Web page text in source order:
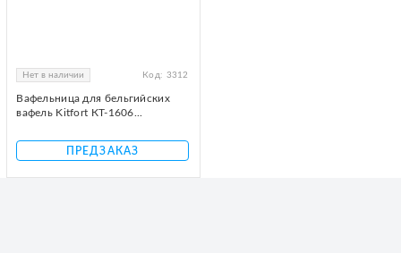
Нет в наличии Код: 3312
Вафельница для бельгийских
вафель Kitfort КТ-1606...
ПРЕДЗАКАЗ